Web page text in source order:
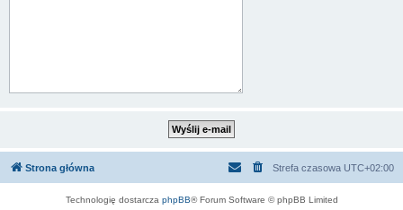
Strona główna Strefa czasowa UTC+02:00
Technologię dostarcza phpBB® Forum Software © phpBB Limited